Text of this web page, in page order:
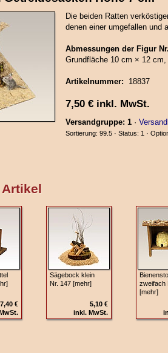
Die beiden Ratten
denen einer umgefallen und
Abmessungen der Figur
Grundfläche 10 cm × 12
Artikelnummer: 18837
7,50 €inkl. MwSt.
Versandgruppe: 1·
Sortierung: 99.5 · Status: 1 ·
7,40 €
Sägebock klein
Nr. 147 [mehr]
5,10 €
inkl. MwSt.
zweifach
[mehr]